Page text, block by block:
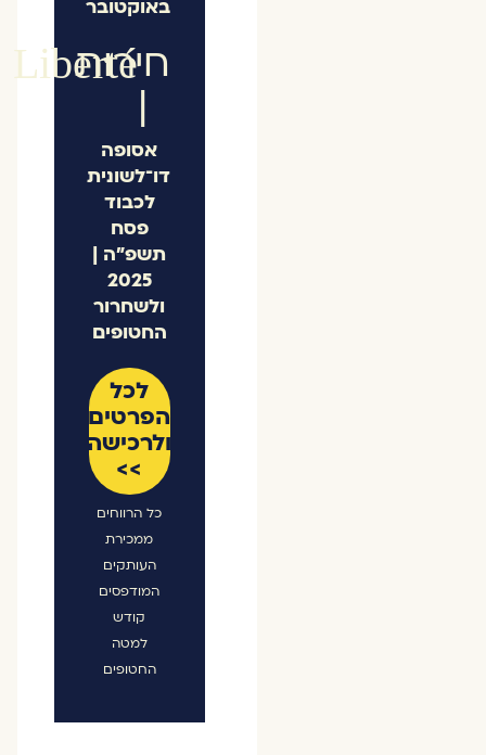
באוקטובר
חירות
Liberté
אסופה
דו־לשונית
לכבוד
פסח
תשפ"ה |
2025
ולשחרור
החטופים
לכל
הפרטים
ולרכישה
>>
כל הרווחים
ממכירת
העותקים
המודפסים
קודש
למטה
החטופים